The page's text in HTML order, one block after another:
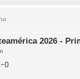
2026 -
0